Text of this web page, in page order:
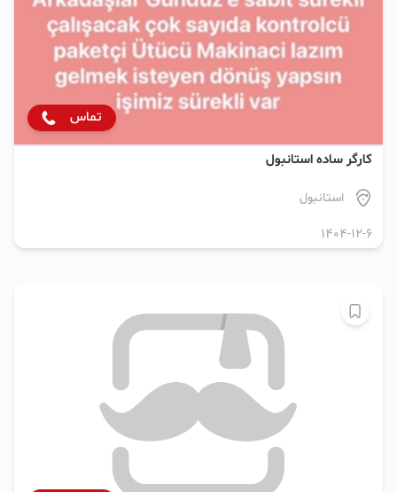
تماس
کارگر ساده استانبول
استانبول
1404-12-6